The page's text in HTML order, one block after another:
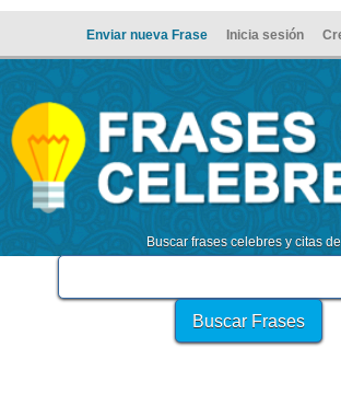
Enviar nueva Frase Inicia sesión
Buscar frases celebres y citas